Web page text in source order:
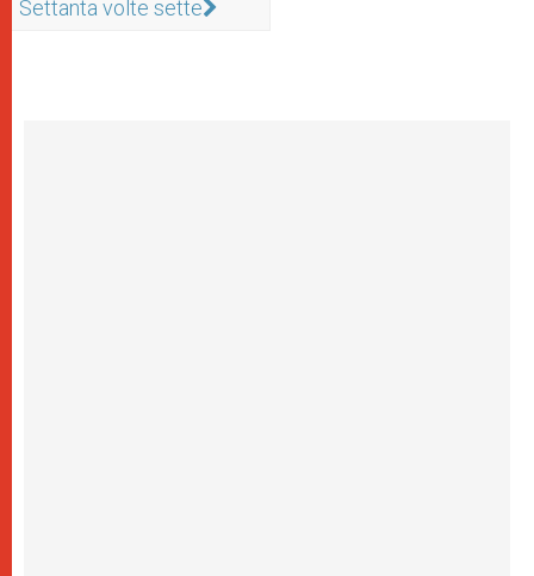
Settanta volte sette